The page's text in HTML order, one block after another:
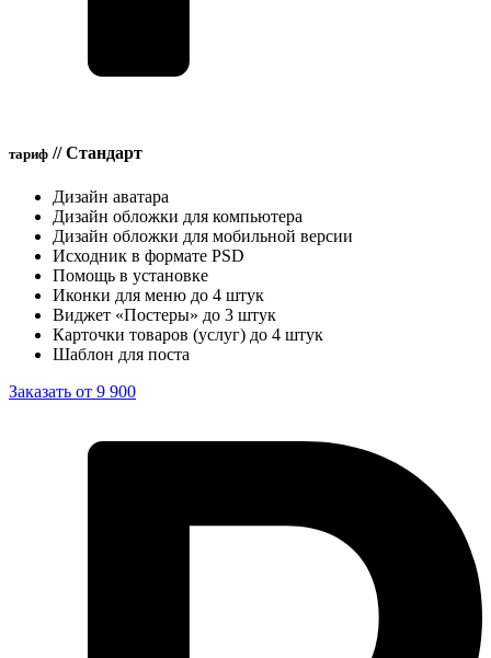
тариф //Стандарт
Дизайн аватара
Дизайн обложки для компьютера
Дизайн обложки для мобильной версии
Исходник в формате PSD
Помощь в установке
Иконки для меню до 4 штук
Виджет «Постеры» до 3 штук
Карточки товаров (услуг) до 4 штук
Шаблон для поста
Заказать от 9 900